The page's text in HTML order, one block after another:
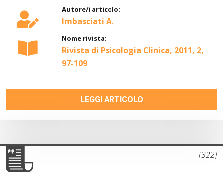
Autore/i articolo:
Imbasciati A.
Nome rivista:
Rivista di Psicologia Clinica, 2011, 2,
97-109
LEGGI ARTICOLO
[322]